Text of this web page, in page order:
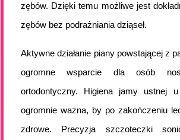
zębów. Dzięki temu możliwe jest
zębów bez podrażniania dziąseł.
Aktywne działanie piany powstającej z
ogromne wsparcie dla osób
ortodontyczny. Higiena jamy ustnej
ogromnie ważna, by po zakończeniu
zdrowe. Precyzja szczoteczki